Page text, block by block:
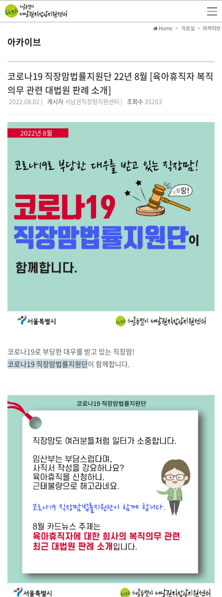
아카이브
Home 자료실 아카이브
코로나19 직장맘법률지원단 22년 8월 [육아휴직자 복직
의무 관련 대법원 판례 소개]
2022.08.02 | 게시자 서남권직장맘지원센터 | 조회수35203
코로나19로 부당한 대우를 받고 있는 직장맘!
코로나19 직장맘법률지원단이 함께합니다.